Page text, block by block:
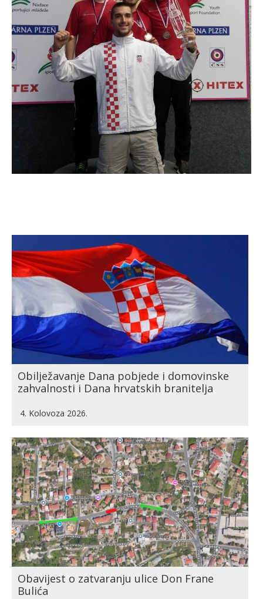
Obilježavanje Dana pobjede i domovinske
zahvalnosti i Dana hrvatskih branitelja
4. Kolovoza 2026.
Obavijest o zatvaranju ulice Don Frane
Bulića